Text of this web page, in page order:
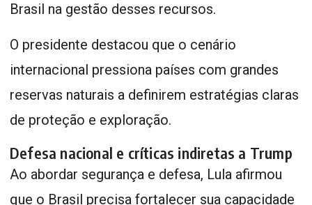
Brasil na gestão desses recursos.
O presidente destacou que o cenário
internacional pressiona países com grandes
reservas naturais a definirem estratégias claras
de proteção e exploração.
Defesa nacional e críticas indiretas a Trump
Ao abordar segurança e defesa, Lula afirmou
que o Brasil precisa fortalecer sua capacidade